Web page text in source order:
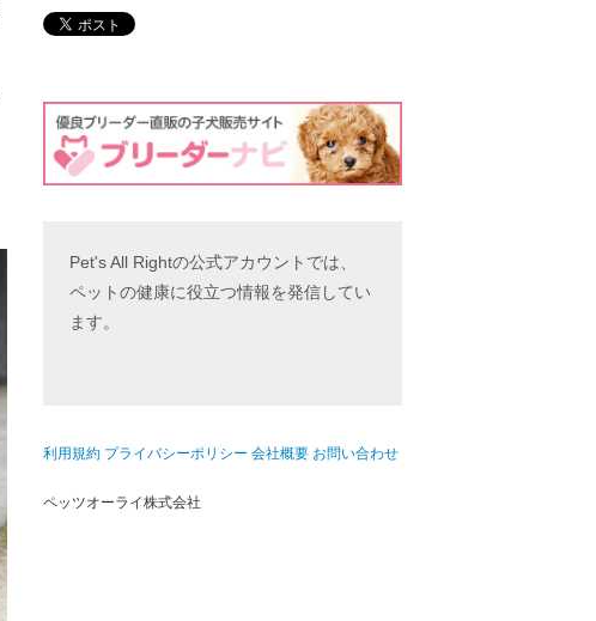
Pet's All Rightの公式アカウントでは、
ペットの健康に役立つ情報を発信してい
ます。
利用規約 プライバシーポリシー 会社概要 お問い合わせ
ペッツオーライ株式会社